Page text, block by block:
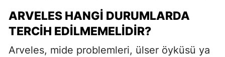
ARVELES HANGI DURUMLARDA
TERCIH EDILMEMELIDIR?
Arveles, mide problemleri, ülser öyküsü ya